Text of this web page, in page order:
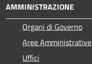
AMMINISTRAZIONE
Organi di Governo
Aree Amministrative
Uffici